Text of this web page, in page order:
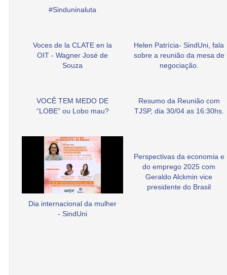
#Sinduninaluta
Voces de la CLATE en la
OIT - Wagner José de
Souza
Helen Patrícia- SindUni, fala
sobre a reunião da mesa de
negociação.
VOCÊ TEM MEDO DE
“LOBE” ou Lobo mau?
Resumo da Reunião com
TJSP, dia 30/04 as 16:30hs.
Dia internacional da mulher
- SindUni
Perspectivas da economia e
do emprego 2025 com
Geraldo Alckmin vice
presidente do Brasil